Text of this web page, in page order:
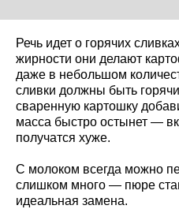
Речь идет о горячих
жирности они делают
даже в небольшом
сливки должны быть
сваренную картошку
масса быстро остынет —
получатся хуже.
С молоком всегда можно
слишком много — пюре
идеальная замена.